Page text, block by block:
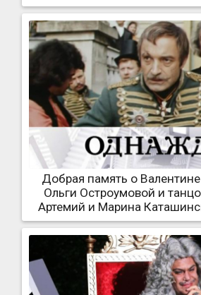
Добрая память о
Ольги Остроумовой и
Артемий и Марина